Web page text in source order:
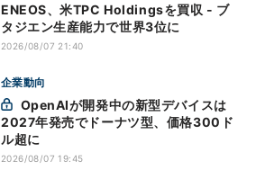
ENEOS、米TPC Holdingsを買収 - ブ
タジエン生産能力で世界3位に
2026/08/07 21:40
企業動向
2027年発売でドーナツ型、価格300ド
ル超に
2026/08/07 19:45